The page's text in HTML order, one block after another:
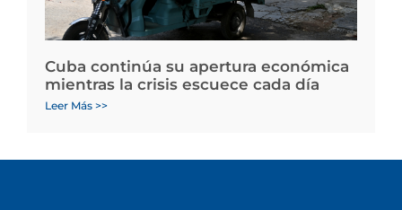
Cuba continúa su apertura económica
mientras la crisis escuece cada día
Leer Más >>